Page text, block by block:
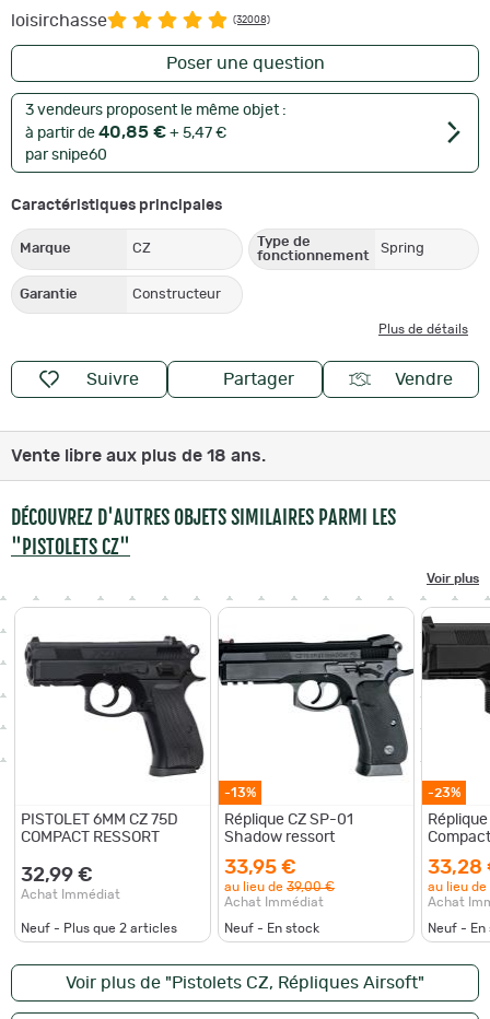
loisirchasse (32008)
Poser une question
3 vendeurs proposent le même objet :
à partir de 40,85 € + 5,47 €
par snipe60
Caractéristiques principales
Marque CZ
Type de
fonctionnement
Spring
Garantie Constructeur
Plus de détails
Suivre Partager Vendre
Vente libre aux plus de 18 ans.
DÉCOUVREZ D'AUTRES OBJETS SIMILAIRES PARMI LES
"PISTOLETS CZ"
Voir plus
PISTOLET 6MM CZ 75D
COMPACT RESSORT
32,99 €
Achat Immédiat
Neuf - Plus que 2 articles
-13%
Réplique CZ SP-01
Shadow ressort
33,95 €
au lieu de 39,00 €
Achat Immédiat
Neuf - En stock
-23%
33,28
au lieu de
Achat
Neuf - En
Voir plus de "Pistolets CZ, Répliques Airsoft"